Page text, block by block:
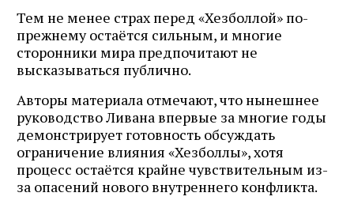
Тем не менее страх перед «Хезболлой» по-
прежнему остаётся сильным, и многие
сторонники мира предпочитают не
высказываться публично.
Авторы материала отмечают, что нынешнее
руководство Ливана впервые за многие годы
демонстрирует готовность обсуждать
ограничение влияния «Хезболлы», хотя
процесс остаётся крайне чувствительным из-
за опасений нового внутреннего конфликта.